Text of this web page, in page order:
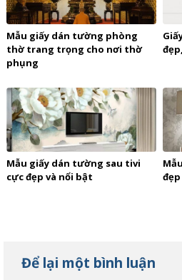
Mẫu giấy dán tường phòng
thờ trang trọng cho nơi thờ
phụng
Mẫu giấy dán tường sau tivi
cực đẹp và nổi bật
Để lại một bình luận